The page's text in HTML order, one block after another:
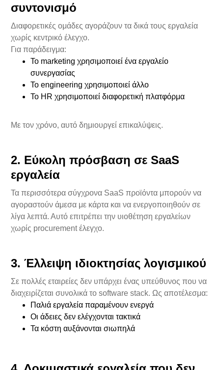
συντονισμό
Διαφορετικές ομάδες αγοράζουν τα δικά τους εργαλεία
χωρίς κεντρικό έλεγχο.
Για παράδειγμα:
Το marketing χρησιμοποιεί ένα εργαλείο
συνεργασίας
Το engineering χρησιμοποιεί άλλο
Το HR χρησιμοποιεί διαφορετική πλατφόρμα
Με τον χρόνο, αυτό δημιουργεί επικαλύψεις.
2. Εύκολη πρόσβαση σε SaaS
εργαλεία
Τα περισσότερα σύγχρονα SaaS προϊόντα μπορούν να
αγοραστούν άμεσα με κάρτα και να ενεργοποιηθούν σε
λίγα λεπτά. Αυτό επιτρέπει την υιοθέτηση εργαλείων
χωρίς procurement έλεγχο.
3. Έλλειψη ιδιοκτησίας λογισμικού
Σε πολλές εταιρείες δεν υπάρχει ένας υπεύθυνος που να
διαχειρίζεται συνολικά το software stack. Ως αποτέλεσμα:
Παλιά εργαλεία παραμένουν ενεργά
Οι άδειες δεν ελέγχονται τακτικά
Τα κόστη αυξάνονται σιωπηλά